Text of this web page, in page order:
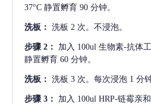
37°C 静置孵育 90 分钟。
洗板： 洗板 2 次。不浸泡。
步骤 2： 加入 100ul 生物素-抗体
静置孵育 60 分钟。
洗板： 洗板 3 次。每次浸泡 1 分钟
步骤 3： 加入 100ul HRP-链霉亲